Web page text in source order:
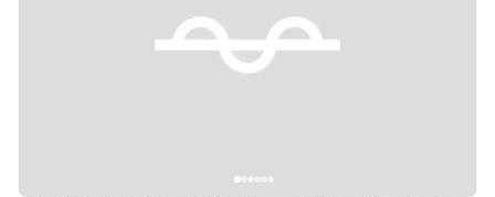
Previous slide